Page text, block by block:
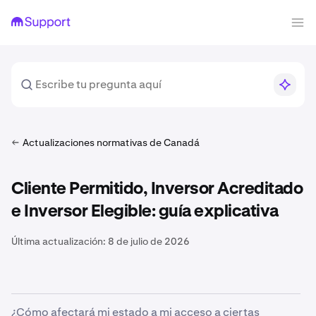
Actualizaciones normativas de Canadá
Cliente Permitido, Inversor Acreditado
e Inversor Elegible: guía explicativa
Última actualización: 8 de julio de 2026
¿Cómo afectará mi estado a mi acceso a ciertas